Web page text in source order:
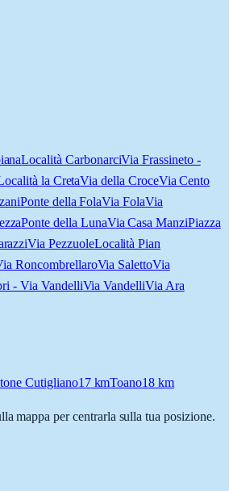
Località CarbonarciVia Frassineto -
la CretaVia della CroceVia Cento
Ponte della FolaVia FolaVia
Ponte della LunaVia Casa ManziPiazza
Via PezzuoleLocalità Pian
RoncombrellaroVia SalettoVia
- Via VandelliVia VandelliVia Ara
Cutigliano17kmToano18 km
mappa per centrarla sulla tua posizione.